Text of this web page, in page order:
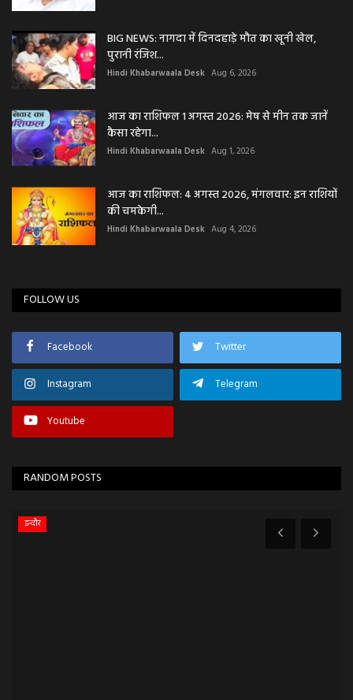
BIG NEWS: नागदा में दिनदहाड़े मौत का खूनी खेल,
पुरानी रंजिश...
Hindi Khabarwaala Desk Aug 6, 2026
आज का राशिफल 1 अगस्त 2026: मेष से मीन तक जानें
कैसा रहेगा...
Hindi Khabarwaala Desk Aug 1, 2026
आज का राशिफल: 4 अगस्त 2026, मंगलवार: इन राशियों
की चमकेगी...
Hindi Khabarwaala Desk Aug 4, 2026
FOLLOW US
Facebook Twitter
Instagram Telegram
Youtube
RANDOM POSTS
व्यापार व्यवसाय